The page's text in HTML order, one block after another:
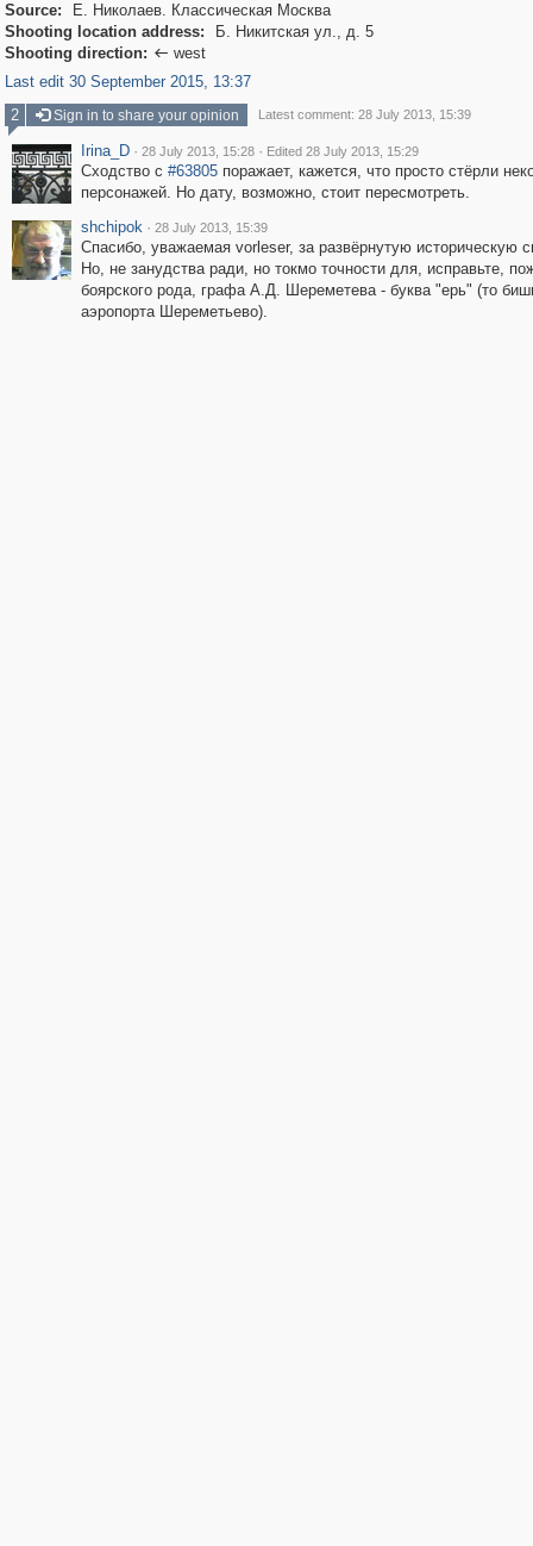
Source:
Е. Николаев. Классическая Москва
Shooting location address:
Б. Никитская ул., д. 5
Shooting direction:  west
Last edit 30 September 2015, 13:37
2
Sign in to share your opinion Latest comment: 28 July 2013, 15:39
Irina_D · 28 July 2013, 15:28 · Edited 28 July 2013, 15:29
Сходство с #63805поражает, кажется, что просто стёрли
персонажей. Но дату, возможно, стоит пересмотреть.
shchipok · 28 July 2013, 15:39
Спасибо, уважаемая vorleser, за развёрнутую историческую
Но, не занудства ради, но токмо точности для, исправьте,
боярского рода, графа А.Д. Шереметева - буква "ерь" (то
аэропорта Шереметьево).